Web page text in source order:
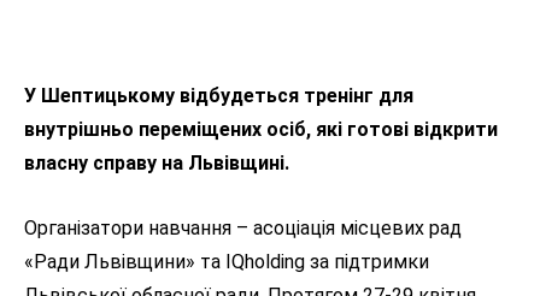
У Шептицькому відбудеться тренінг для
внутрішньо переміщених осіб, які готові відкрити
власну справу на Львівщині.
Організатори навчання – асоціація місцевих рад
«Ради Львівщини» та IQholding за підтримки